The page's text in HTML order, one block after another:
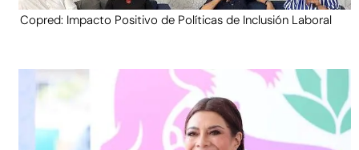
Copred: Impacto Positivo de Políticas de Inclusión Laboral